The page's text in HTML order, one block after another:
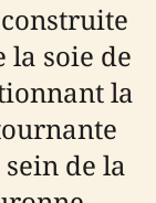
la soie de
la
de la